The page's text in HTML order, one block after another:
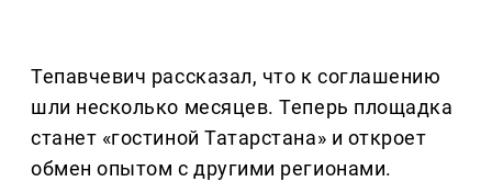
Тепавчевич рассказал, что к соглашению
шли несколько месяцев. Теперь площадка
станет «гостиной Татарстана» и откроет
обмен опытом с другими регионами.